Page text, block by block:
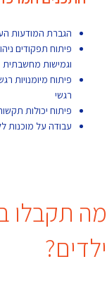
הגברת המודעות
פיתוח תפקודים
וגמישות מחשבתית
פיתוח מיומנויות
רגשי
פיתוח יכולות
עבודה על מוכנות
מה תקבלו
ילדים?